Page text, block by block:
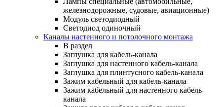
железнодорожные, судовые, авиационные)
Модуль светодиодный
Светодиод одиночный
Каналы настенного и потолочного монтажа
В раздел
Заглушка для кабель-канала
Заглушка для настенного кабель-канала
Заглушка для плинтусного кабель-канала
Зажим кабельный для кабель-канала
Зажим кабельный для настенного кабель-
канала